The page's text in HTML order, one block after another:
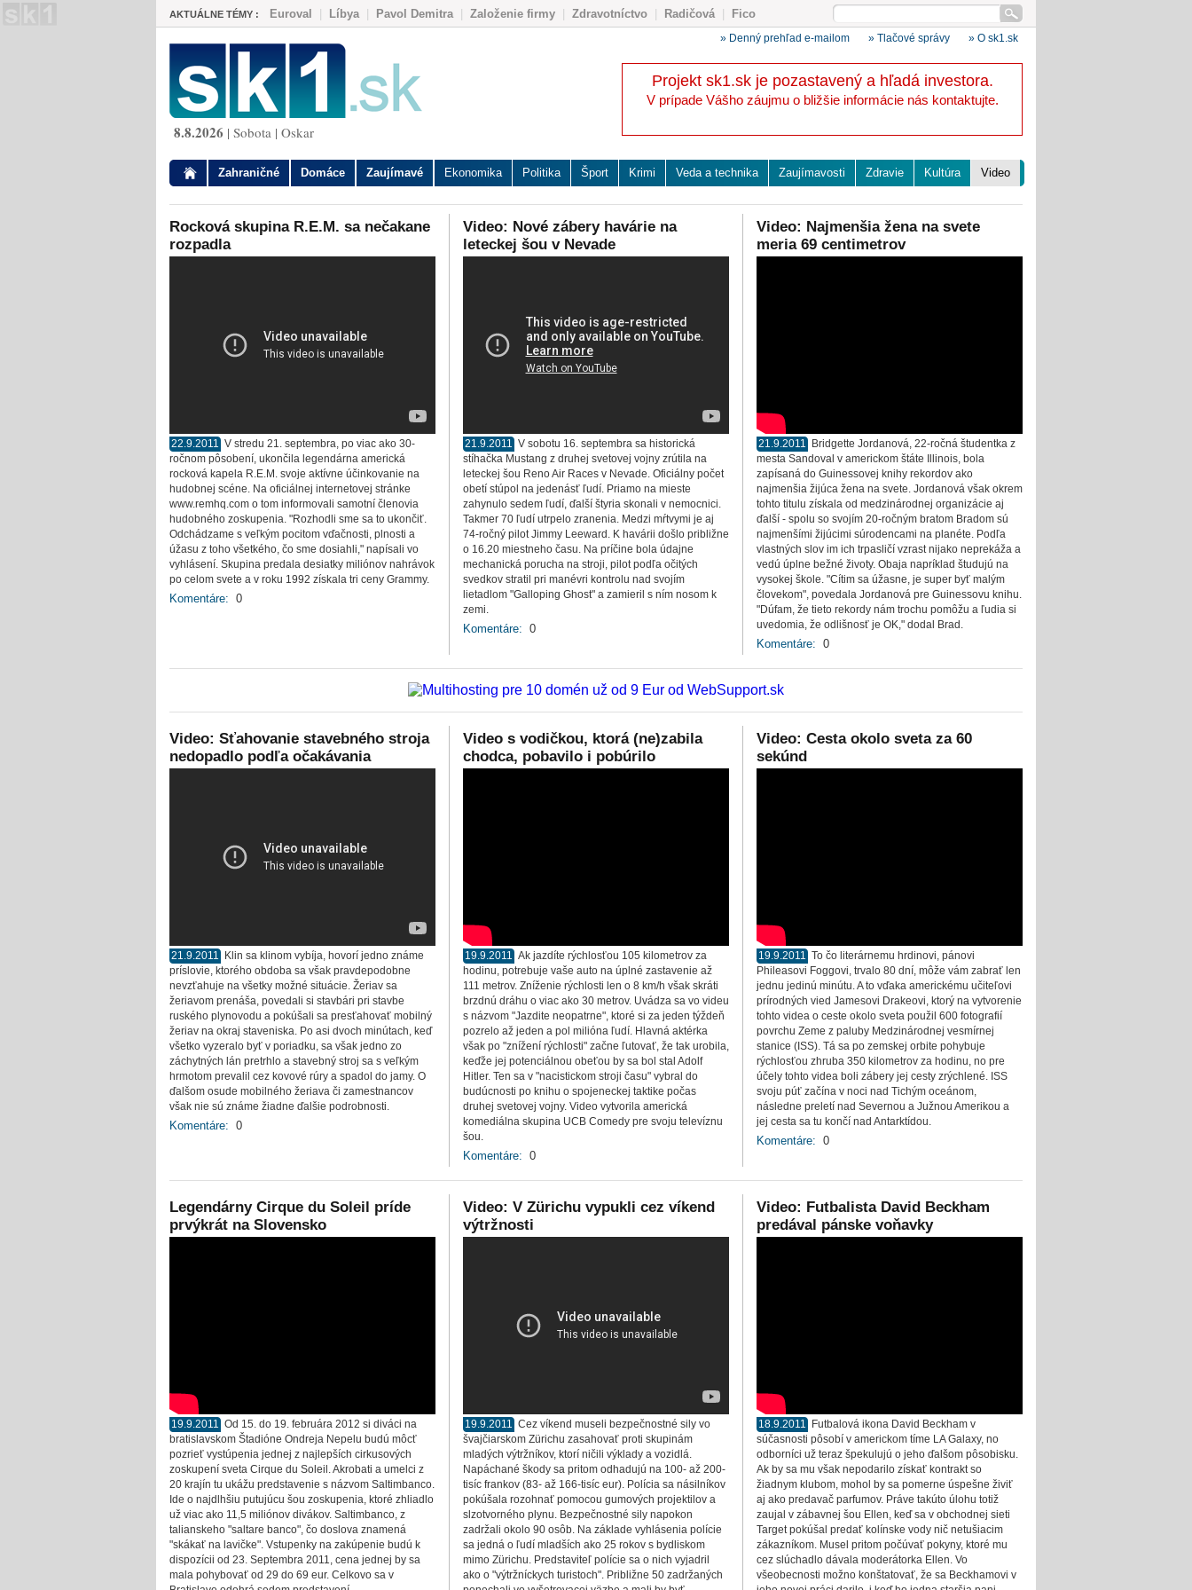
AKTUÁLNE TÉMY : Euroval Líbya| Pavol Demitra| Založenie firmy Zdravotníctvo Radičová| Fico
8.8.2026 | Sobota | Oskar
» Denný prehľad e-mailom » Tlačové správy » O sk1.sk
Projekt sk1.sk je pozastavený a hľadá investora.
V prípade Vášho záujmu o bližšie informácie nás kontaktujte.
Zahraničné Domáce Zaujímavé Ekonomika Politika Šport Krimi Veda a technika Zaujímavosti Zdravie Kultúra Video
Rocková skupina R.E.M. sa nečakane
rozpadla
22.9.2011 V stredu 21. septembra, po viac ako 30-
ročnom pôsobení, ukončila legendárna americká
rocková kapela R.E.M. svoje aktívne účinkovanie na
hudobnej scéne. Na oficiálnej internetovej stránke
www.remhq.com o tom informovali samotní členovia
hudobného zoskupenia. "Rozhodli sme sa to ukončiť.
Odchádzame s veľkým pocitom vďačnosti, plnosti a
úžasu z toho všetkého, čo sme dosiahli," napísali vo
vyhlásení. Skupina predala desiatky miliónov nahrávok
po celom svete a v roku 1992 získala tri ceny Grammy.
Komentáre: 0
Video: Nové zábery havárie na
leteckej šou v Nevade
21.9.2011 V sobotu 16. septembra sa historická
stíhačka Mustang z druhej svetovej vojny zrútila na
leteckej šou Reno Air Races v Nevade. Oficiálny počet
obetí stúpol na jedenásť ľudí. Priamo na mieste
zahynulo sedem ľudí, ďalší štyria skonali v nemocnici.
Takmer 70 ľudí utrpelo zranenia. Medzi mŕtvymi je aj
74-ročný pilot Jimmy Leeward. K havárii došlo približne
o 16.20 miestneho času. Na príčine bola údajne
mechanická porucha na stroji, pilot podľa očitých
svedkov stratil pri manévri kontrolu nad svojím
lietadlom "Galloping Ghost" a zamieril s ním nosom k
zemi.
Komentáre: 0
Video: Najmenšia žena na svete
meria 69 centimetrov
21.9.2011
Bridgette Jordanová, 22-ročná študentka z
mesta Sandoval v americkom štáte Illinois, bola
zapísaná do Guinessovej knihy rekordov ako
najmenšia žijúca žena na svete. Jordanová však okrem
tohto titulu získala od medzinárodnej organizácie aj
ďalší - spolu so svojím 20-ročným bratom Bradom sú
najmenšími žijúcimi súrodencami na planéte. Podľa
vlastných slov im ich trpasličí vzrast nijako neprekáža a
vedú úplne bežné životy. Obaja napríklad študujú na
vysokej škole. "Cítim sa úžasne, je super byť malým
človekom", povedala Jordanová pre Guinessovu knihu.
"Dúfam, že tieto rekordy nám trochu pomôžu a ľudia si
uvedomia, že odlišnosť je OK," dodal Brad.
Komentáre: 0
Video: Sťahovanie stavebného stroja
nedopadlo podľa očakávania
21.9.2011
Klin sa klinom vybíja, hovorí jedno známe
príslovie, ktorého obdoba sa však pravdepodobne
nevzťahuje na všetky možné situácie. Žeriav sa
žeriavom prenáša, povedali si stavbári pri stavbe
ruského plynovodu a pokúšali sa presťahovať mobilný
žeriav na okraj staveniska. Po asi dvoch minútach, keď
všetko vyzeralo byť v poriadku, sa však jedno zo
záchytných lán pretrhlo a stavebný stroj sa s veľkým
hrmotom prevalil cez kovové rúry a spadol do jamy. O
ďalšom osude mobilného žeriava či zamestnancov
však nie sú známe žiadne ďalšie podrobnosti.
Komentáre: 0
Video s vodičkou, ktorá (ne)zabila
chodca, pobavilo i pobúrilo
19.9.2011 Ak jazdíte rýchlosťou 105 kilometrov za
hodinu, potrebuje vaše auto na úplné zastavenie až
111 metrov. Zníženie rýchlosti len o 8 km/h však skráti
brzdnú dráhu o viac ako 30 metrov. Uvádza sa vo videu
s názvom "Jazdite neopatrne", ktoré si za jeden týždeň
pozrelo až jeden a pol milióna ľudí. Hlavná aktérka
však po "znížení rýchlosti" začne ľutovať, že tak urobila,
keďže jej potenciálnou obeťou by sa bol stal Adolf
Hitler. Ten sa v "nacistickom stroji času" vybral do
budúcnosti po knihu o spojeneckej taktike počas
druhej svetovej vojny. Video vytvorila americká
komediálna skupina UCB Comedy pre svoju televíznu
šou.
Komentáre: 0
Video: Cesta okolo sveta za 60
sekúnd
19.9.2011 To čo literárnemu hrdinovi, pánovi
Phileasovi Foggovi, trvalo 80 dní, môže vám zabrať len
jednu jedinú minútu. A to vďaka americkému učiteľovi
prírodných vied Jamesovi Drakeovi, ktorý na vytvorenie
tohto videa o ceste okolo sveta použil 600 fotografií
povrchu Zeme z paluby Medzinárodnej vesmírnej
stanice (ISS). Tá sa po zemskej orbite pohybuje
rýchlosťou zhruba 350 kilometrov za hodinu, no pre
účely tohto videa boli zábery jej cesty zrýchlené. ISS
svoju púť začína v noci nad Tichým oceánom,
následne preletí nad Severnou a Južnou Amerikou a
jej cesta sa tu končí nad Antarktídou.
Komentáre: 0
Legendárny Cirque du Soleil príde
prvýkrát na Slovensko
19.9.2011 Od 15. do 19. februára 2012 si diváci na
bratislavskom Štadióne Ondreja Nepelu budú môcť
pozrieť vystúpenia jednej z najlepších cirkusových
zoskupení sveta Cirque du Soleil. Akrobati a umelci z
20 krajín tu ukážu predstavenie s názvom Saltimbanco.
Ide o najdlhšiu putujúcu šou zoskupenia, ktoré zhliadlo
už viac ako 11,5 miliónov divákov. Saltimbanco, z
talianskeho "saltare banco", čo doslova znamená
"skákať na lavičke". Vstupenky na zakúpenie budú k
dispozícii od 23. Septembra 2011, cena jednej by sa
mala pohybovať od 29 do 69 eur. Celkovo sa v
Video: V Zürichu vypukli cez víkend
výtržnosti
19.9.2011 Cez víkend museli bezpečnostné sily vo
švajčiarskom Zürichu zasahovať proti skupinám
mladých výtržníkov, ktorí ničili výklady a vozidlá.
Napáchané škody sa pritom odhadujú na 100- až 200-
tisíc frankov (83- až 166-tisíc eur). Polícia sa násilníkov
pokúšala rozohnať pomocou gumových projektilov a
slzotvorného plynu. Bezpečnostné sily napokon
zadržali okolo 90 osôb. Na základe vyhlásenia polície
sa jedná o ľudí mladších ako 25 rokov s bydliskom
mimo Zürichu. Predstaviteľ polície sa o nich vyjadril
ako o "výtržníckych turistoch". Približne 50 zadržaných
Video: Futbalista David Beckham
predával pánske voňavky
18.9.2011
Futbalová ikona David Beckham v
súčasnosti pôsobí v americkom tíme LA Galaxy, no
odborníci už teraz špekulujú o jeho ďalšom pôsobisku.
Ak by sa mu však nepodarilo získať kontrakt so
žiadnym klubom, mohol by sa pomerne úspešne živiť
aj ako predavač parfumov. Práve takúto úlohu totiž
zaujal v zábavnej šou Ellen, keď sa v obchodnej sieti
Target pokúšal predať kolínske vody nič netušiacim
zákazníkom. Musel pritom počúvať pokyny, ktoré mu
cez slúchadlo dávala moderátorka Ellen. Vo
všeobecnosti možno konštatovať, že sa Beckhamovi v